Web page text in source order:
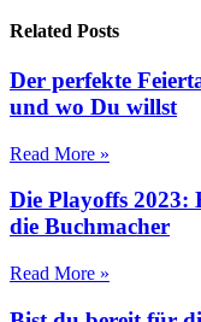
Related Posts
Der perfekte
und wo Du willst
Read More »
Die Playoffs 2023:
die Buchmacher
Read More »